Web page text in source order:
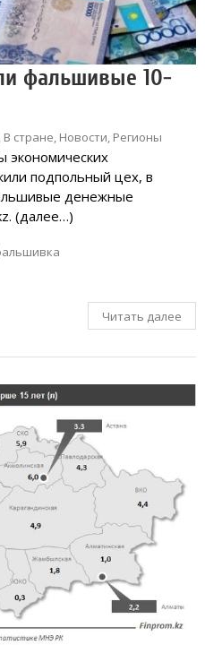
фальшивые 10-
В стране Новости Регионы
экономических
подпольный цех, в
денежные
(далее…)
Читать далее